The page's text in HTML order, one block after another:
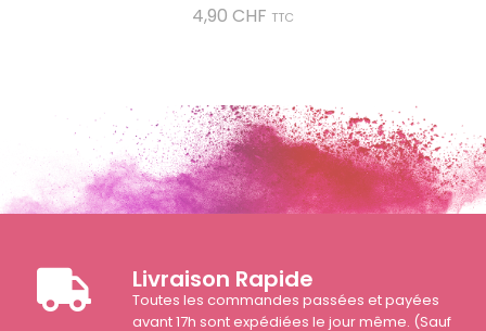
4,90 CHF Prix
TTC
Livraison Rapide
Toutes les commandes passées et payées
avant 17h sont expédiées le jour même. (Sauf